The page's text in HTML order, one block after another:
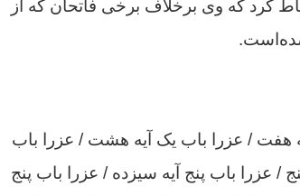
کرد که وی برخلاف برخی فاتحان که از
هفت / عزرا باب یک آیه هشت / عزرا باب
/ عزرا باب پنج آیه سیزده / عزرا باب پنج